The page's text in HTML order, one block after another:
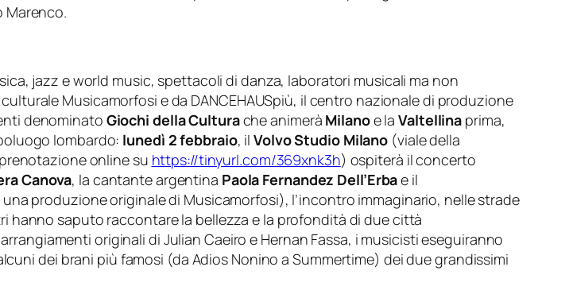
Marenco.
jazz e world music, spettacoli di danza, laboratori musicali ma non
Musicamorfosi e da DANCEHAUSpiù, il centro nazionale di produzione
denominato Giochi della Culturache animerà Milanoe laValtellina prima,
lombardo: lunedì 2 febbraio, ilVolvo Studio Milano (viale della
online su https://tinyurl.com/369xnk3h) ospiterà il concerto
Canova, la cantante argentina Paola Fernandez Dell’Erbae il
produzione originale di Musicamorfosi), l’incontro immaginario, nelle strade
hanno saputo raccontare la bellezza e la profondità di due città
originali di Julian Caeiro e Hernan Fassa, i musicisti eseguiranno
dei brani più famosi (da Adios Nonino a Summertime) dei due grandissimi